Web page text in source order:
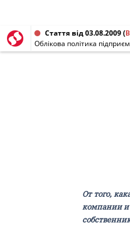
Стаття від 03.08.2009(
Облікова політика
От того,
компании и